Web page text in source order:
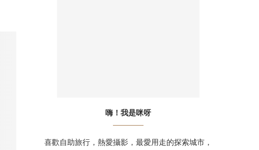
嗨！我是咪呀
喜歡自助旅行，熱愛攝影，最愛用走的探索城市，